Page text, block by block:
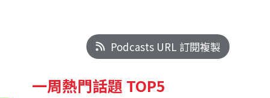
Podcasts URL 訂閱複製
一周熱門話題 TOP5